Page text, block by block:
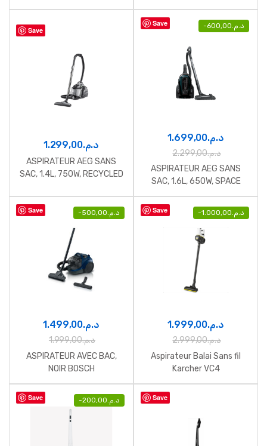
Save
د.م.1.299,00
ASPIRATEUR AEG SANS
SAC, 1.4L, 750W, RECYCLED
Save - د.م. 600,00
د.م.1.699,00
د.م.2.299,00
ASPIRATEUR AEG SANS
SAC, 1.6L, 650W, SPACE
TEAL METALLIC
Save - د.م.500,00
د.م.1.499,00
د.م.1.999,00
ASPIRATEUR AVEC BAC,
NOIR BOSCH
Save - د.م.1.000,00
د.م.1.999,00
د.م.2.999,00
Aspirateur Balai Sans fil
Karcher VC4
Save - د.م. 200,00 Save